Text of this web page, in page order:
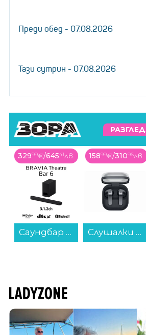
Преди обед - 07.08.2026
Тази сутрин - 07.08.2026
32999€/64541лв.
Саундбар Sony HTB600 BRAVIA THEATRE BAR 6...
15899€/31096лв.
Слушалки с микрофон Samsung GALAXY BUDS 4 BLACK SM-R540NZKA , Bluetooth , IN-EAR (ТАПИ)...